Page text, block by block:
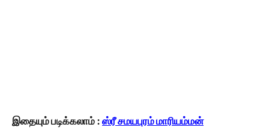
இதையும் படிக்கலாம் : ஸ்ரீ சமயபுரம் மாரியம்மன்